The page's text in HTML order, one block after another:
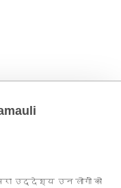
उद्देश्य उन लोगों को